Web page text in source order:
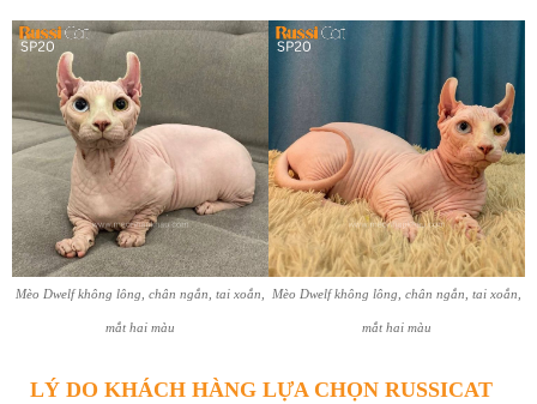
Mèo Dwelf không lông, chân ngắn, tai xoắn,
mắt hai màu
Mèo Dwelf không lông, chân ngắn, tai xoắn,
mắt hai màu
LÝ DO KHÁCH HÀNG LỰA CHỌN RUSSICAT